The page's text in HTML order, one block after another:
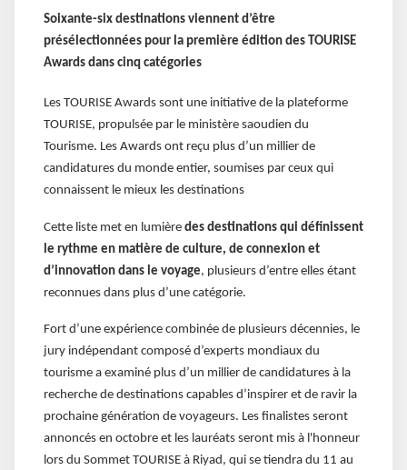
Soixante-six destinations viennent d’être
présélectionnées pour la première édition des TOURISE
Awards dans cinq catégories
Les TOURISE Awards sont une initiative de la plateforme
TOURISE, propulsée par le ministère saoudien du
Tourisme. Les Awards ont reçu plus d’un millier de
candidatures du monde entier, soumises par ceux qui
connaissent le mieux les destinations
Cette liste met en lumière des destinations qui définissent
le rythme en matière de culture, de connexion et
d’innovation dans le voyage, plusieurs d’entre elles étant
reconnues dans plus d’une catégorie.
Fort d’une expérience combinée de plusieurs décennies, le
jury indépendant composé d’experts mondiaux du
tourisme a examiné plus d’un millier de candidatures à la
recherche de destinations capables d’inspirer et de ravir la
prochaine génération de voyageurs. Les finalistes seront
annoncés en octobre et les lauréats seront mis à l'honneur
lors du Sommet TOURISE à Riyad, qui se tiendra du 11 au